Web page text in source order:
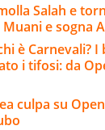
Salah e
e sogna
è Carnevali?
i tifosi: da
culpa su